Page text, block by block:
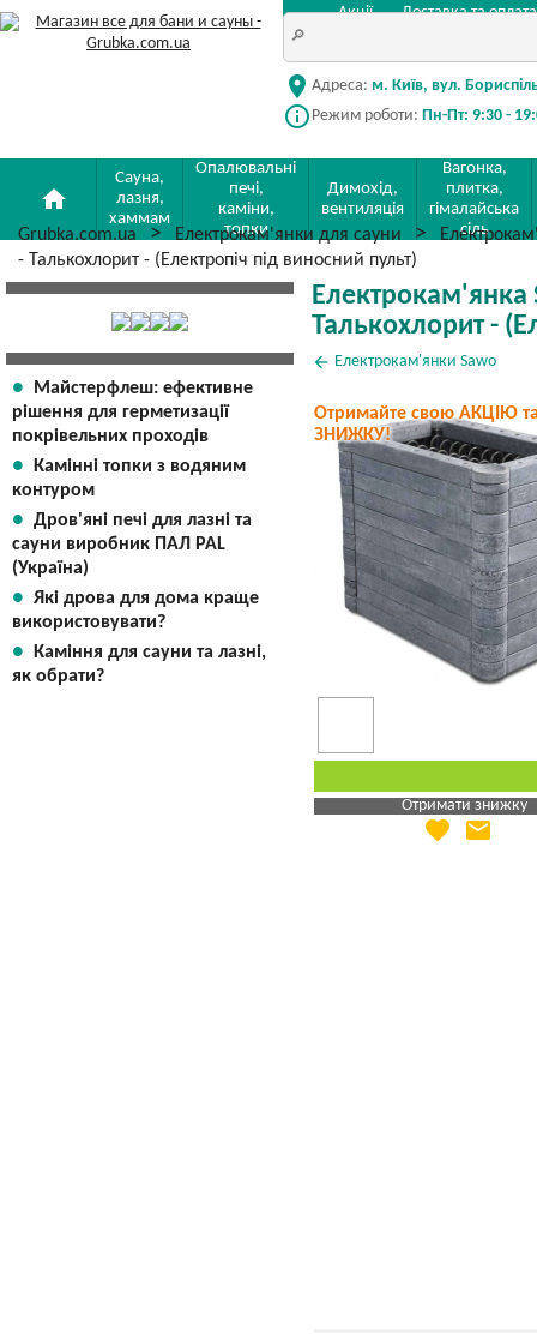
Акції Доставка та оплата
location_on Адреса: м. Київ, вул.
info_outline Режим роботи: Пн-Пт: 9:30 -
home
Сауна,
лазня,
хаммам
Опалювальні
печі,
каміни,
топки
Димохід,
вентиляція
Вагонка,
плитка,
гімалайська
сіль
Grubka.com.ua Електрокам'янки для сауни
- Талькохлорит - (Електропіч під виносний пульт)
Майстерфлеш: ефективне
рішення для герметизації
покрівельних проходів
Камінні топки з водяним
контуром
Дров'яні печі для лазні та
сауни виробник ПАЛ PAL
(Україна)
Які дрова для дома краще
використовувати?
Каміння для сауни та лазні,
як обрати?
Електрокам'янка
Талькохлорит -
arrow_back Електрокам'янки Sawo
Отримайте свою АКЦІЮ
ЗНИЖКУ!
Отримати знижку
Яка Ваша ціна
favorite email